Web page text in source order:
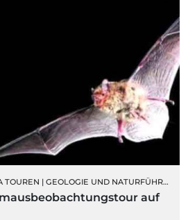
TOUREN | GEOLOGIE UND NATURFÜHRUNGEN
auf